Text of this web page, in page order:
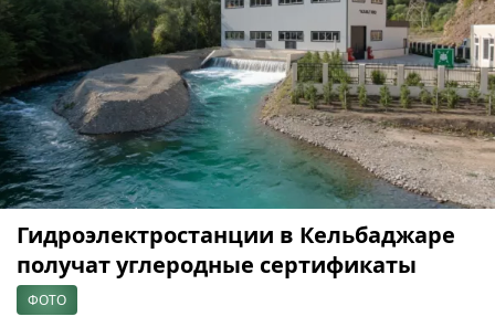
Гидроэлектростанции в Кельбаджаре
получат углеродные сертификаты
ФОТО